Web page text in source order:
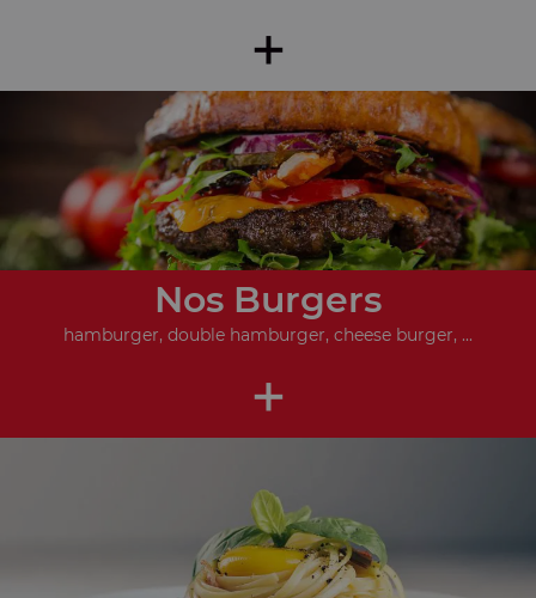
+
Nos Burgers
hamburger, double hamburger, cheese burger, ...
+